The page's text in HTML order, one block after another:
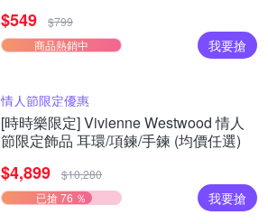
$549
$799
商品熱銷中
我要搶
情人節限定優惠
[時時樂限定] Vivienne Westwood 情人
節限定飾品 耳環/項鍊/手鍊 (均價任選)
$4,899
$10,280
已搶 76 ％
我要搶